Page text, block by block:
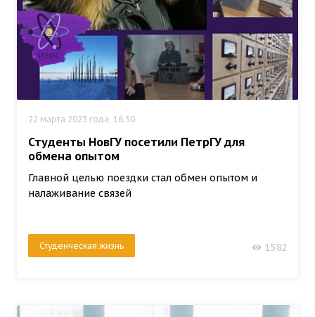
22 марта 2023 года, 16:50
Студенты НовГУ посетили ПетрГУ для
обмена опытом
Главной целью поездки стал обмен опытом и
налаживание связей
Студенческая жизнь 1582